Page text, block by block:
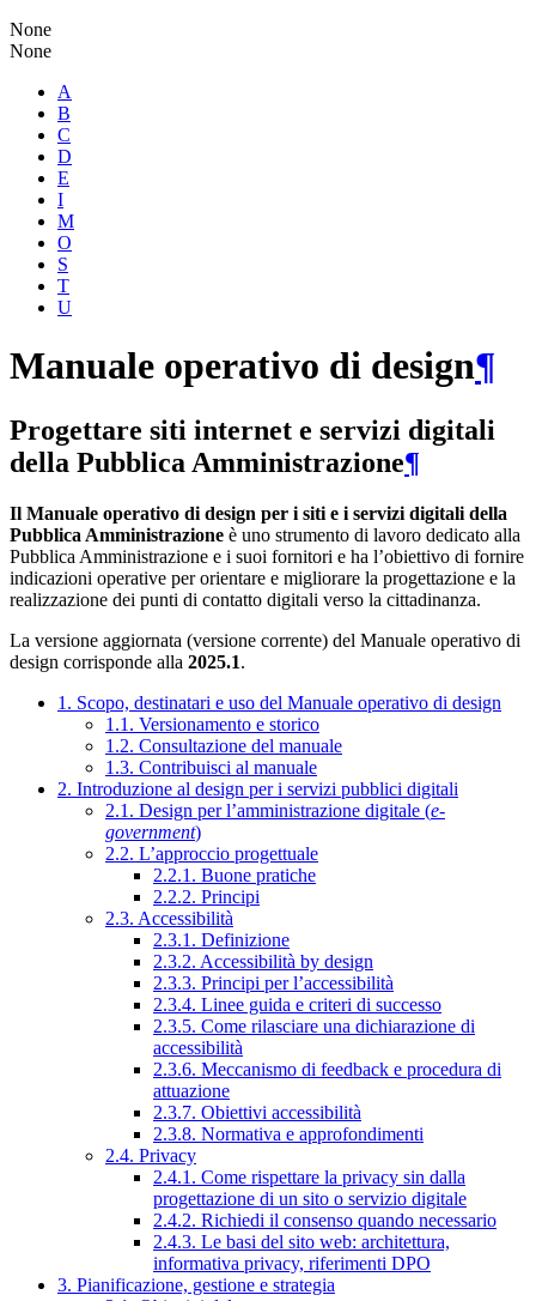
None
None
A
B
C
D
E
I
M
O
S
T
U
Manuale operativo di design¶
Progettare siti internet e servizi digitali
della Pubblica Amministrazione¶
Il Manuale operativo di design per i siti e i servizi digitali della
Pubblica Amministrazione è uno strumento di lavoro dedicato alla
Pubblica Amministrazione e i suoi fornitori e ha l’obiettivo di fornire
indicazioni operative per orientare e migliorare la progettazione e la
realizzazione dei punti di contatto digitali verso la cittadinanza.
La versione aggiornata (versione corrente) del Manuale operativo di
design corrisponde alla 2025.1.
1. Scopo, destinatari e uso del Manuale operativo di design
1.1. Versionamento e storico
1.2. Consultazione del manuale
1.3. Contribuisci al manuale
2. Introduzione al design per i servizi pubblici digitali
2.1. Design per l’amministrazione digitale (e-
government)
2.2. L’approccio progettuale
2.2.1. Buone pratiche
2.2.2. Principi
2.3. Accessibilità
2.3.1. Definizione
2.3.2. Accessibilità by design
2.3.3. Principi per l’accessibilità
2.3.4. Linee guida e criteri di successo
2.3.5. Come rilasciare una dichiarazione di
accessibilità
2.3.6. Meccanismo di feedback e procedura di
attuazione
2.3.7. Obiettivi accessibilità
2.3.8. Normativa e approfondimenti
2.4. Privacy
2.4.1. Come rispettare la privacy sin dalla
progettazione di un sito o servizio digitale
2.4.2. Richiedi il consenso quando necessario
2.4.3. Le basi del sito web: architettura,
informativa privacy, riferimenti DPO
3. Pianificazione, gestione e strategia